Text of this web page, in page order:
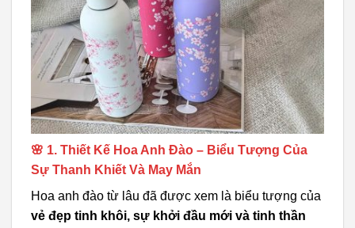
🌸 1. Thiết Kế Hoa Anh Đào – Biểu Tượng Của
Sự Thanh Khiết Và May Mắn
Hoa anh đào từ lâu đã được xem là biểu tượng của
vẻ đẹp tinh khôi, sự khởi đầu mới và tinh thần